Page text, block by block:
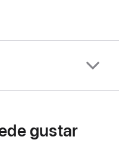
gustar